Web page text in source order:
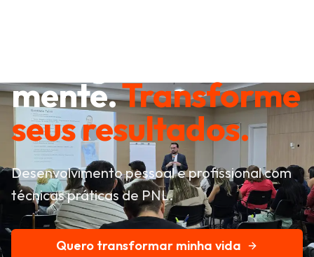
mente.Transforme
seus resultados.
Desenvolvimento pessoal e profissional com
técnicas práticas de PNL.
Quero transformar minha vida